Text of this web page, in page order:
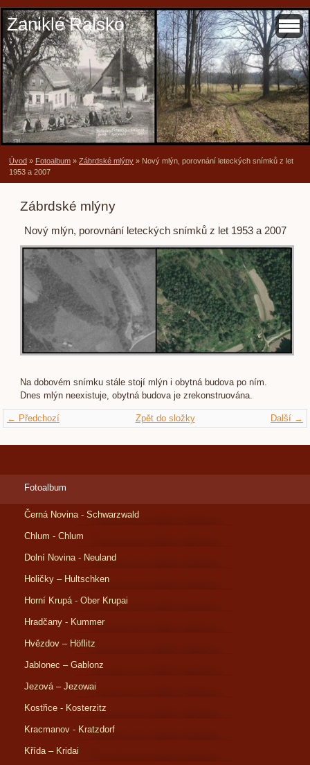
Zaniklé Ralsko
Úvod » Fotoalbum » Zábrdské mlýny » Nový mlýn, porovnání leteckých snímků z let
1953 a 2007
Zábrdské mlýny
Nový mlýn, porovnání leteckých snímků z let 1953 a 2007
Na dobovém snímku stále stojí mlýn i obytná budova po ním.
Dnes mlýn neexistuje, obytná budova je zrekonstruována.
← Předchozí Další →
Zpět do složky
Fotoalbum
Černá Novina - Schwarzwald
Chlum - Chlum
Dolní Novina - Neuland
Holičky – Hultschken
Horní Krupá - Ober Krupai
Hradčany - Kummer
Hvězdov – Höflitz
Jablonec – Gablonz
Jezová – Jezowai
Kostřice - Kosterzitz
Kracmanov - Kratzdorf
Křída – Kridai